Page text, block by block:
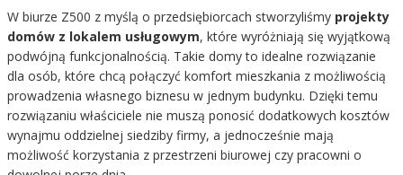
W biurze Z500 z myślą o przedsiębiorcach stworzyliśmy projekty
domów z lokalem usługowym, które wyróżniają się wyjątkową
podwójną funkcjonalnością. Takie domy to idealne rozwiązanie
dla osób, które chcą połączyć komfort mieszkania z możliwością
prowadzenia własnego biznesu w jednym budynku. Dzięki temu
rozwiązaniu właściciele nie muszą ponosić dodatkowych kosztów
wynajmu oddzielnej siedziby firmy, a jednocześnie mają
możliwość korzystania z przestrzeni biurowej czy pracowni o